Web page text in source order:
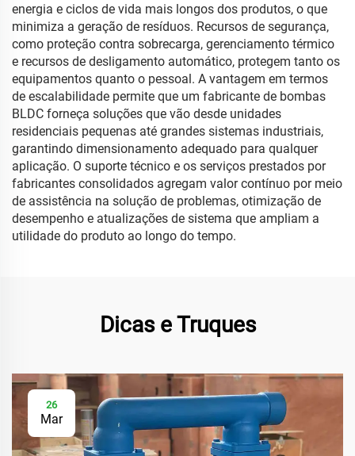
energia e ciclos de vida mais longos dos produtos, o que
minimiza a geração de resíduos. Recursos de segurança,
como proteção contra sobrecarga, gerenciamento térmico
e recursos de desligamento automático, protegem tanto os
equipamentos quanto o pessoal. A vantagem em termos
de escalabilidade permite que um fabricante de bombas
BLDC forneça soluções que vão desde unidades
residenciais pequenas até grandes sistemas industriais,
garantindo dimensionamento adequado para qualquer
aplicação. O suporte técnico e os serviços prestados por
fabricantes consolidados agregam valor contínuo por meio
de assistência na solução de problemas, otimização de
desempenho e atualizações de sistema que ampliam a
utilidade do produto ao longo do tempo.
Dicas e Truques
26
Mar